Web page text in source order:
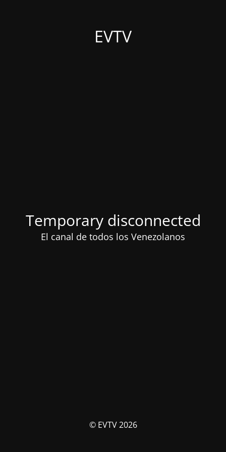
EVTV
Temporary disconnected
El canal de todos los Venezolanos
© EVTV 2026